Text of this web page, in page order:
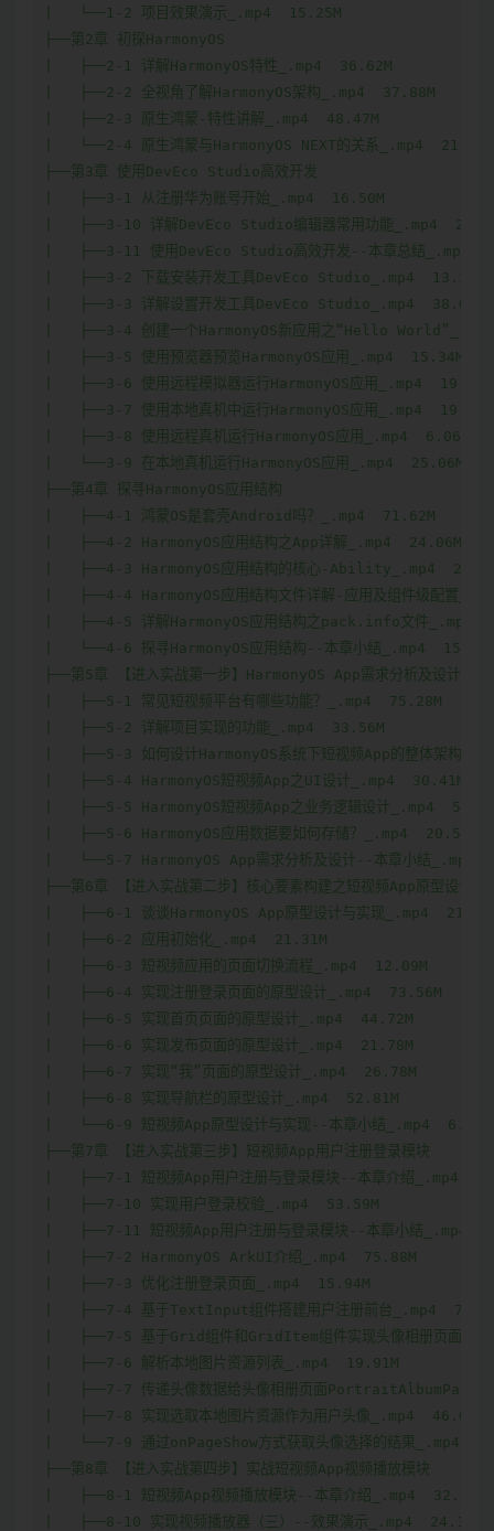
|   └──1-2 项目效果演示_.mp4  15.25M
├──第2章 初探HarmonyOS
|   ├──2-1 详解HarmonyOS特性_.mp4  36.62M
|   ├──2-2 全视角了解HarmonyOS架构_.mp4  37.88M
|   ├──2-3 原生鸿蒙-特性讲解_.mp4  48.47M
|   └──2-4 原生鸿蒙与HarmonyOS NEXT的关系_.mp4  21.31M
├──第3章 使用DevEco Studio高效开发
|   ├──3-1 从注册华为账号开始_.mp4  16.50M
|   ├──3-10 详解DevEco Studio编辑器常用功能_.mp4
|   ├──3-11 使用DevEco Studio高效开发--本章总结_.mp4
|   ├──3-2 下载安装开发工具DevEco Studio_.mp4  13.31M
|   ├──3-3 详解设置开发工具DevEco Studio_.mp4  38.03M
|   ├──3-4 创建一个HarmonyOS新应用之“Hello
|   ├──3-5 使用预览器预览HarmonyOS应用_.mp4  15.34M
|   ├──3-6 使用远程模拟器运行HarmonyOS应用_.mp4  19.91M
|   ├──3-7 使用本地真机中运行HarmonyOS应用_.mp4  19.38M
|   ├──3-8 使用远程真机运行HarmonyOS应用_.mp4  6.06M
|   └──3-9 在本地真机运行HarmonyOS应用_.mp4  25.06M
├──第4章 探寻HarmonyOS应用结构
|   ├──4-1 鸿蒙OS是套壳Android吗？_.mp4  71.62M
|   ├──4-2 HarmonyOS应用结构之App详解_.mp4  24.06M
|   ├──4-3 HarmonyOS应用结构的核心-Ability_.mp4
|   ├──4-4 HarmonyOS应用结构文件详解-应用及组件级配置
|   ├──4-5 详解HarmonyOS应用结构之pack.info文件_.mp4
|   └──4-6 探寻HarmonyOS应用结构--本章小结_.mp4
├──第5章 【进入实战第一步】HarmonyOS App需求分析及设计
|   ├──5-1 常见短视频平台有哪些功能？_.mp4  75.28M
|   ├──5-2 详解项目实现的功能_.mp4  33.56M
|   ├──5-3 如何设计HarmonyOS系统下短视频App的整体架构？
|   ├──5-4 HarmonyOS短视频App之UI设计_.mp4  30.41M
|   ├──5-5 HarmonyOS短视频App之业务逻辑设计_.mp4
|   ├──5-6 HarmonyOS应用数据要如何存储？_.mp4  20.53M
|   └──5-7 HarmonyOS App需求分析及设计--本章小结_.mp4
├──第6章 【进入实战第二步】核心要素构建之短视频App原型设计
|   ├──6-1 谈谈HarmonyOS App原型设计与实现_.mp4
|   ├──6-2 应用初始化_.mp4  21.31M
|   ├──6-3 短视频应用的页面切换流程_.mp4  12.09M
|   ├──6-4 实现注册登录页面的原型设计_.mp4  73.56M
|   ├──6-5 实现首页页面的原型设计_.mp4  44.72M
|   ├──6-6 实现发布页面的原型设计_.mp4  21.78M
|   ├──6-7 实现“我”页面的原型设计_.mp4  26.78M
|   ├──6-8 实现导航栏的原型设计_.mp4  52.81M
|   └──6-9 短视频App原型设计与实现--本章小结_.mp4  6.38M
├──第7章 【进入实战第三步】短视频App用户注册登录模块
|   ├──7-1 短视频App用户注册与登录模块--本章介绍_.mp4
|   ├──7-10 实现用户登录校验_.mp4  53.59M
|   ├──7-11 短视频App用户注册与登录模块--本章小结_.mp4
|   ├──7-2 HarmonyOS ArkUI介绍_.mp4  75.88M
|   ├──7-3 优化注册登录页面_.mp4  15.94M
|   ├──7-4 基于TextInput组件搭建用户注册前台_.mp4
|   ├──7-5 基于Grid组件和GridItem组件实现头像相册页面
|   ├──7-6 解析本地图片资源列表_.mp4  19.91M
|   ├──7-7 传递头像数据给头像相册页面
|   ├──7-8 实现选取本地图片资源作为用户头像_.mp4  46.06M
|   └──7-9 通过onPageShow方式获取头像选择的结果_.mp4
├──第8章 【进入实战第四步】实战短视频App视频播放模块
|   ├──8-1 短视频App视频播放模块--本章介绍_.mp4  32.69M
|   ├──8-10 实现视频播放器（三）--效果演示_.mp4  24.19M